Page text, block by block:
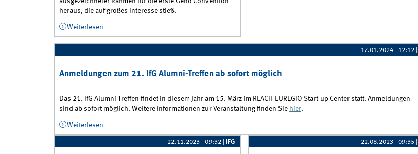
heraus, die auf großes Interesse stieß.
Weiterlesen
17.01.2024 - 12:12
Anmeldungen zum 21. IfG Alumni-Treffen ab sofort möglich
Das 21. IfG Alumni-Treffen findet in diesem Jahr am 15. März im REACH-EUREGIO Start-up Center statt. Anmeldungen
sind ab sofort möglich. Weitere Informationen zur Veranstaltung finden Sie hier.
Weiterlesen
22.11.2023 - 09:32 IFG 22.08.2023 - 09:35